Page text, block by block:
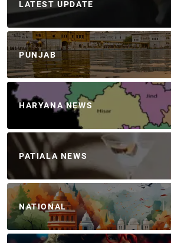
LATEST UPDATE
PUNJAB
HARYANA NEWS
PATIALA NEWS
NATIONAL